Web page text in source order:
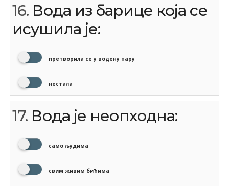
16. Вода из барице која се
исушила је:
претворила се у водену пару
нестала
17. Вода је неопходна:
само људима
свим живим бићима